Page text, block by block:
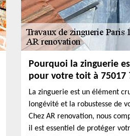
Pourquoi la zinguerie
pour votre toit à 75017
La zinguerie est un élément
longévité et la robustesse de
Chez AR renovation, nous
il est essentiel de protéger